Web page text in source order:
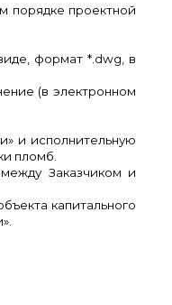
порядке проектной
формат *. dwg , в
(в электронном
и исполнительную
пломб.
Заказчиком и
капитального